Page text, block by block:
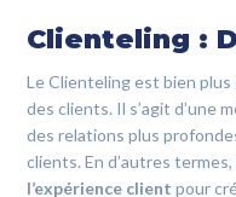
Clienteling :
Le Clienteling est bien plus
des clients. Il s’agit d’une
des relations plus
clients. En d’autres
l’expérience client pour